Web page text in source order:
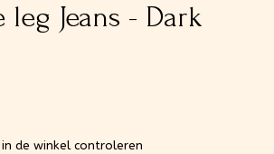
Jeans - Dark
in de winkel controleren